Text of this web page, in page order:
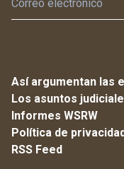
Así argumentan las
Los asuntos
Informes WSRW
Política de privacidad
RSS Feed